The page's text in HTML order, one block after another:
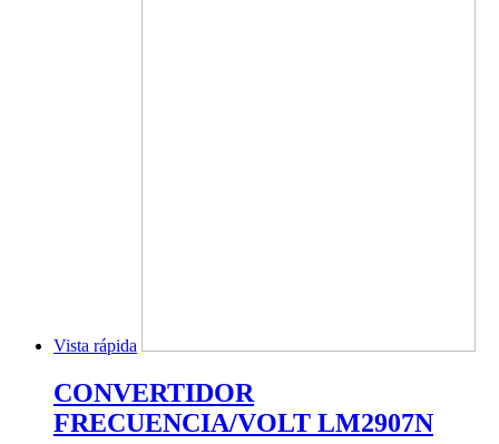
Vista rápida
CONVERTIDOR
FRECUENCIA/VOLT LM2907N